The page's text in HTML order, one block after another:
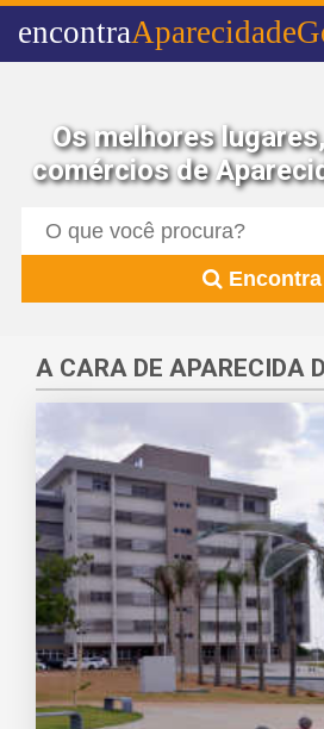
encontra
Os melhores
comércios de
Encontra
A CARA DE APARECIDA